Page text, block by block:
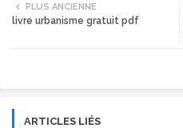
PLUS ANCIENNE
livre urbanisme gratuit pdf
ARTICLES LIÉS